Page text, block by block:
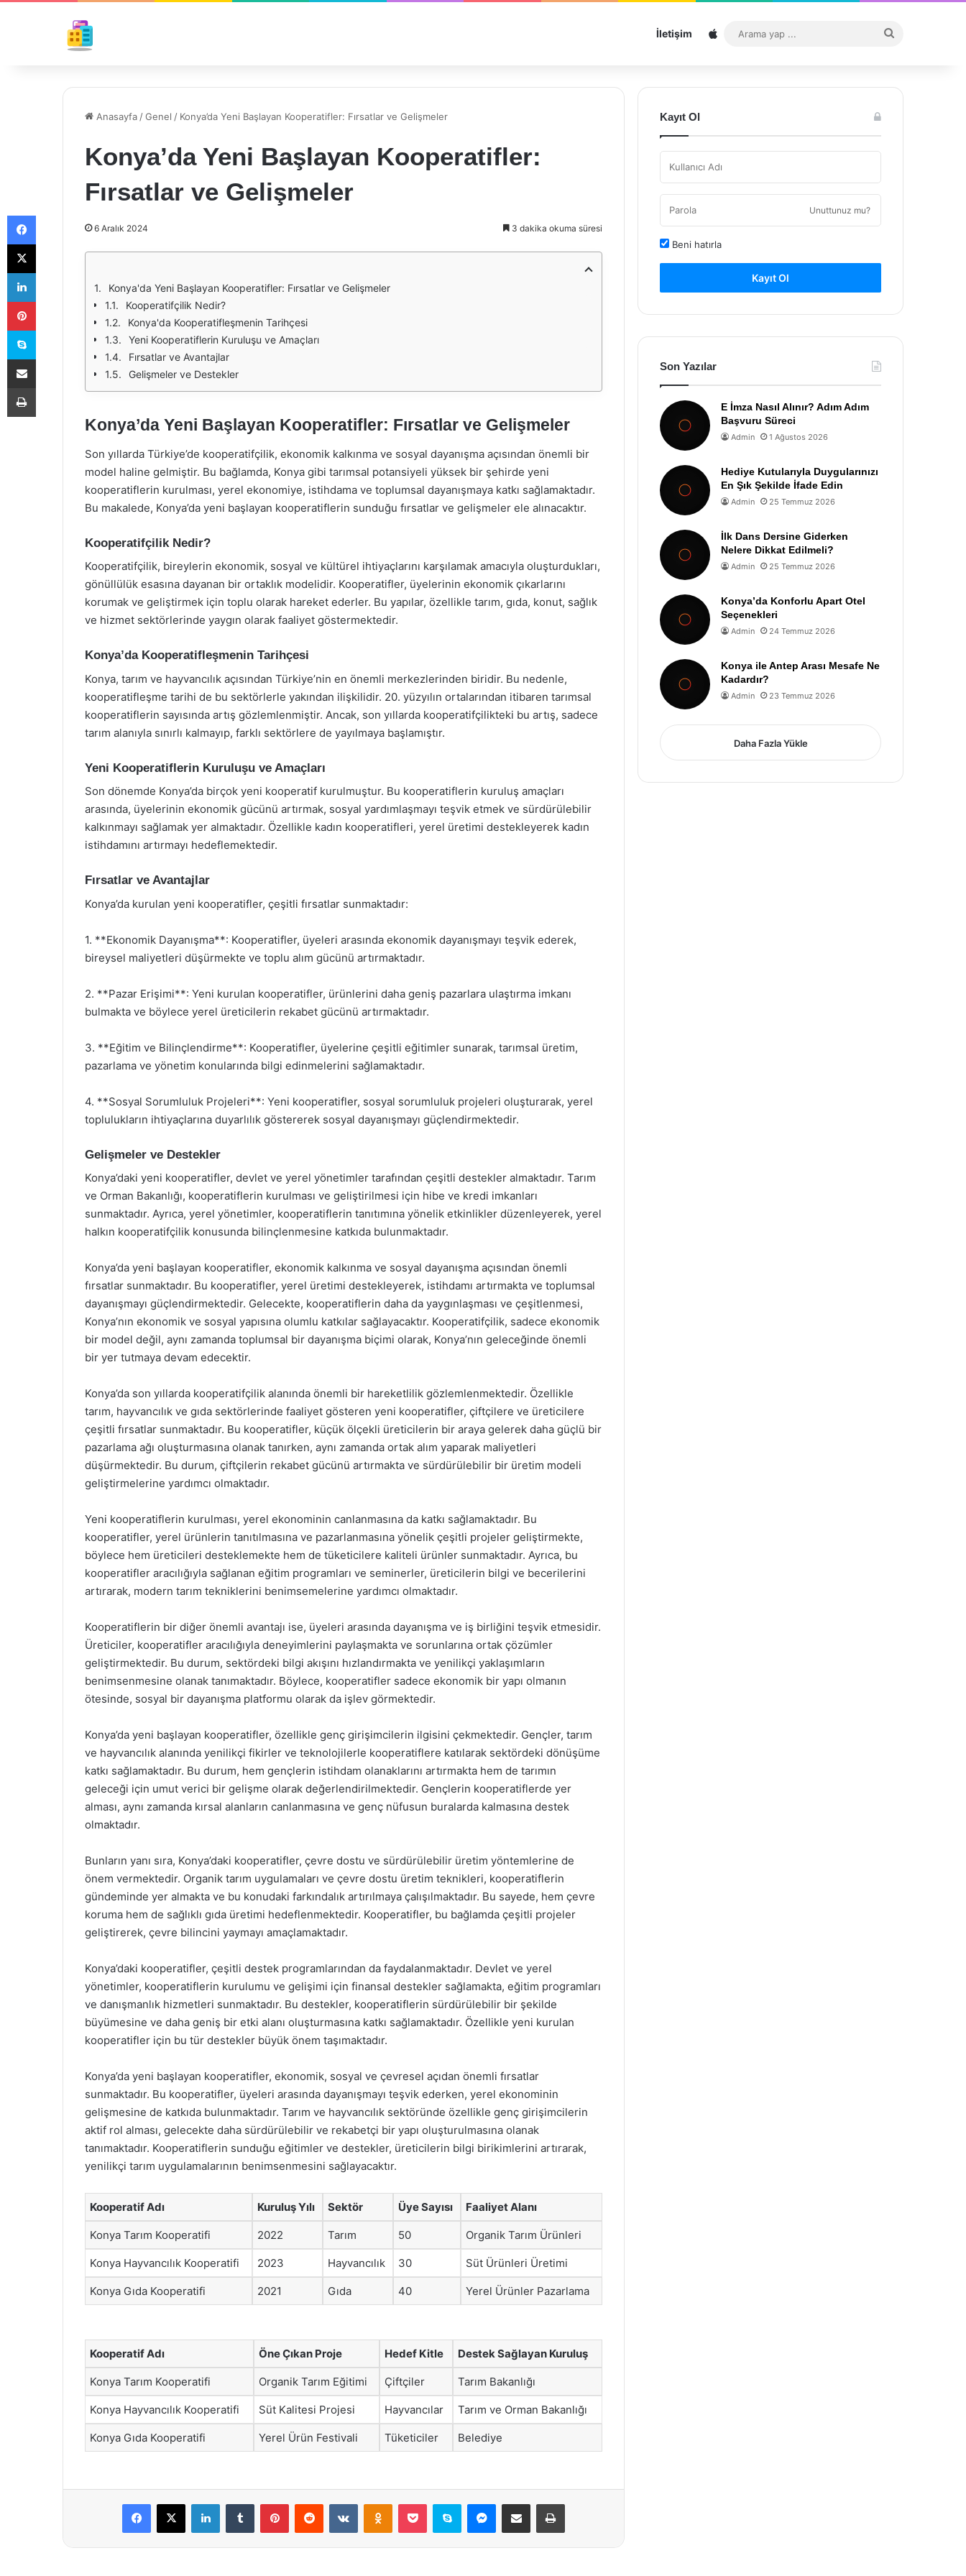
İletişim Sitemap
...
Anasayfa /Genel / Konya’da Yeni Başlayan Kooperatifler: Fırsatlar ve Gelişmeler
Konya’da Yeni Başlayan Kooperatifler:
Fırsatlar ve Gelişmeler
6 Aralık 2024 3 dakika okuma süresi
Konya'da Yeni Başlayan Kooperatifler: Fırsatlar ve Gelişmeler
Kooperatifçilik Nedir?
Konya'da Kooperatifleşmenin Tarihçesi
Yeni Kooperatiflerin Kuruluşu ve Amaçları
Fırsatlar ve Avantajlar
Gelişmeler ve Destekler
Konya’da Yeni Başlayan Kooperatifler: Fırsatlar ve Gelişmeler
Son yıllarda Türkiye’de kooperatifçilik, ekonomik kalkınma ve sosyal dayanışma açısından önemli bir
model haline gelmiştir. Bu bağlamda, Konya gibi tarımsal potansiyeli yüksek bir şehirde yeni
kooperatiflerin kurulması, yerel ekonomiye, istihdama ve toplumsal dayanışmaya katkı sağlamaktadır.
Bu makalede, Konya’da yeni başlayan kooperatiflerin sunduğu fırsatlar ve gelişmeler ele alınacaktır.
Kooperatifçilik Nedir?
Kooperatifçilik, bireylerin ekonomik, sosyal ve kültürel ihtiyaçlarını karşılamak amacıyla oluşturdukları,
gönüllülük esasına dayanan bir ortaklık modelidir. Kooperatifler, üyelerinin ekonomik çıkarlarını
korumak ve geliştirmek için toplu olarak hareket ederler. Bu yapılar, özellikle tarım, gıda, konut, sağlık
ve hizmet sektörlerinde yaygın olarak faaliyet göstermektedir.
Konya’da Kooperatifleşmenin Tarihçesi
Konya, tarım ve hayvancılık açısından Türkiye’nin en önemli merkezlerinden biridir. Bu nedenle,
kooperatifleşme tarihi de bu sektörlerle yakından ilişkilidir. 20. yüzyılın ortalarından itibaren tarımsal
kooperatiflerin sayısında artış gözlemlenmiştir. Ancak, son yıllarda kooperatifçilikteki bu artış, sadece
tarım alanıyla sınırlı kalmayıp, farklı sektörlere de yayılmaya başlamıştır.
Yeni Kooperatiflerin Kuruluşu ve Amaçları
Son dönemde Konya’da birçok yeni kooperatif kurulmuştur. Bu kooperatiflerin kuruluş amaçları
arasında, üyelerinin ekonomik gücünü artırmak, sosyal yardımlaşmayı teşvik etmek ve sürdürülebilir
kalkınmayı sağlamak yer almaktadır. Özellikle kadın kooperatifleri, yerel üretimi destekleyerek kadın
istihdamını artırmayı hedeflemektedir.
Fırsatlar ve Avantajlar
Konya’da kurulan yeni kooperatifler, çeşitli fırsatlar sunmaktadır:
1. **Ekonomik Dayanışma**: Kooperatifler, üyeleri arasında ekonomik dayanışmayı teşvik ederek,
bireysel maliyetleri düşürmekte ve toplu alım gücünü artırmaktadır.
2. **Pazar Erişimi**: Yeni kurulan kooperatifler, ürünlerini daha geniş pazarlara ulaştırma imkanı
bulmakta ve böylece yerel üreticilerin rekabet gücünü artırmaktadır.
3. **Eğitim ve Bilinçlendirme**: Kooperatifler, üyelerine çeşitli eğitimler sunarak, tarımsal üretim,
pazarlama ve yönetim konularında bilgi edinmelerini sağlamaktadır.
4. **Sosyal Sorumluluk Projeleri**: Yeni kooperatifler, sosyal sorumluluk projeleri oluşturarak, yerel
toplulukların ihtiyaçlarına duyarlılık göstererek sosyal dayanışmayı güçlendirmektedir.
Gelişmeler ve Destekler
Konya’daki yeni kooperatifler, devlet ve yerel yönetimler tarafından çeşitli destekler almaktadır. Tarım
ve Orman Bakanlığı, kooperatiflerin kurulması ve geliştirilmesi için hibe ve kredi imkanları
sunmaktadır. Ayrıca, yerel yönetimler, kooperatiflerin tanıtımına yönelik etkinlikler düzenleyerek, yerel
halkın kooperatifçilik konusunda bilinçlenmesine katkıda bulunmaktadır.
Konya’da yeni başlayan kooperatifler, ekonomik kalkınma ve sosyal dayanışma açısından önemli
fırsatlar sunmaktadır. Bu kooperatifler, yerel üretimi destekleyerek, istihdamı artırmakta ve toplumsal
dayanışmayı güçlendirmektedir. Gelecekte, kooperatiflerin daha da yaygınlaşması ve çeşitlenmesi,
Konya’nın ekonomik ve sosyal yapısına olumlu katkılar sağlayacaktır. Kooperatifçilik, sadece ekonomik
bir model değil, aynı zamanda toplumsal bir dayanışma biçimi olarak, Konya’nın geleceğinde önemli
bir yer tutmaya devam edecektir.
Konya’da son yıllarda kooperatifçilik alanında önemli bir hareketlilik gözlemlenmektedir. Özellikle
tarım, hayvancılık ve gıda sektörlerinde faaliyet gösteren yeni kooperatifler, çiftçilere ve üreticilere
çeşitli fırsatlar sunmaktadır. Bu kooperatifler, küçük ölçekli üreticilerin bir araya gelerek daha güçlü bir
pazarlama ağı oluşturmasına olanak tanırken, aynı zamanda ortak alım yaparak maliyetleri
düşürmektedir. Bu durum, çiftçilerin rekabet gücünü artırmakta ve sürdürülebilir bir üretim modeli
geliştirmelerine yardımcı olmaktadır.
Yeni kooperatiflerin kurulması, yerel ekonominin canlanmasına da katkı sağlamaktadır. Bu
kooperatifler, yerel ürünlerin tanıtılmasına ve pazarlanmasına yönelik çeşitli projeler geliştirmekte,
böylece hem üreticileri desteklemekte hem de tüketicilere kaliteli ürünler sunmaktadır. Ayrıca, bu
kooperatifler aracılığıyla sağlanan eğitim programları ve seminerler, üreticilerin bilgi ve becerilerini
artırarak, modern tarım tekniklerini benimsemelerine yardımcı olmaktadır.
Kooperatiflerin bir diğer önemli avantajı ise, üyeleri arasında dayanışma ve iş birliğini teşvik etmesidir.
Üreticiler, kooperatifler aracılığıyla deneyimlerini paylaşmakta ve sorunlarına ortak çözümler
geliştirmektedir. Bu durum, sektördeki bilgi akışını hızlandırmakta ve yenilikçi yaklaşımların
benimsenmesine olanak tanımaktadır. Böylece, kooperatifler sadece ekonomik bir yapı olmanın
ötesinde, sosyal bir dayanışma platformu olarak da işlev görmektedir.
Konya’da yeni başlayan kooperatifler, özellikle genç girişimcilerin ilgisini çekmektedir. Gençler, tarım
ve hayvancılık alanında yenilikçi fikirler ve teknolojilerle kooperatiflere katılarak sektördeki dönüşüme
katkı sağlamaktadır. Bu durum, hem gençlerin istihdam olanaklarını artırmakta hem de tarımın
geleceği için umut verici bir gelişme olarak değerlendirilmektedir. Gençlerin kooperatiflerde yer
alması, aynı zamanda kırsal alanların canlanmasına ve genç nüfusun buralarda kalmasına destek
olmaktadır.
Bunların yanı sıra, Konya’daki kooperatifler, çevre dostu ve sürdürülebilir üretim yöntemlerine de
önem vermektedir. Organik tarım uygulamaları ve çevre dostu üretim teknikleri, kooperatiflerin
gündeminde yer almakta ve bu konudaki farkındalık artırılmaya çalışılmaktadır. Bu sayede, hem çevre
koruma hem de sağlıklı gıda üretimi hedeflenmektedir. Kooperatifler, bu bağlamda çeşitli projeler
geliştirerek, çevre bilincini yaymayı amaçlamaktadır.
Konya’daki kooperatifler, çeşitli destek programlarından da faydalanmaktadır. Devlet ve yerel
yönetimler, kooperatiflerin kurulumu ve gelişimi için finansal destekler sağlamakta, eğitim programları
ve danışmanlık hizmetleri sunmaktadır. Bu destekler, kooperatiflerin sürdürülebilir bir şekilde
büyümesine ve daha geniş bir etki alanı oluşturmasına katkı sağlamaktadır. Özellikle yeni kurulan
kooperatifler için bu tür destekler büyük önem taşımaktadır.
Konya’da yeni başlayan kooperatifler, ekonomik, sosyal ve çevresel açıdan önemli fırsatlar
sunmaktadır. Bu kooperatifler, üyeleri arasında dayanışmayı teşvik ederken, yerel ekonominin
gelişmesine de katkıda bulunmaktadır. Tarım ve hayvancılık sektöründe özellikle genç girişimcilerin
aktif rol alması, gelecekte daha sürdürülebilir ve rekabetçi bir yapı oluşturulmasına olanak
tanımaktadır. Kooperatiflerin sunduğu eğitimler ve destekler, üreticilerin bilgi birikimlerini artırarak,
yenilikçi tarım uygulamalarının benimsenmesini sağlayacaktır.
Kooperatif Adı Kuruluş Yılı Sektör Üye Sayısı Faaliyet Alanı
Konya Tarım Kooperatifi 2022 Tarım 50 Organik Tarım Ürünleri
Konya Hayvancılık Kooperatifi 2023 Hayvancılık 30 Süt Ürünleri Üretimi
Konya Gıda Kooperatifi 2021 Gıda 40 Yerel Ürünler Pazarlama
Kooperatif Adı Öne Çıkan Proje Hedef Kitle Destek Sağlayan Kuruluş
Konya Tarım Kooperatifi Organik Tarım Eğitimi Çiftçiler Tarım Bakanlığı
Konya Hayvancılık Kooperatifi Süt Kalitesi Projesi Hayvancılar Tarım ve Orman Bakanlığı
Konya Gıda Kooperatifi Yerel Ürün Festivali Tüketiciler Belediye
Facebook
X LinkedInTumblr PinterestReddit VKontakteOdnoklassniki
Pocket Skype Messenger
E-Posta ile paylaş Yazdır
Kayıt Ol
Unuttunuz mu?
Beni hatırla
Kayıt Ol
Son Yazılar
E İmza Nasıl Alınır? Adım Adım
Başvuru Süreci
Admin 1 Ağustos 2026
Hediye Kutularıyla Duygularınızı
En Şık Şekilde İfade Edin
Admin 25 Temmuz 2026
İlk Dans Dersine Giderken
Nelere Dikkat Edilmeli?
Admin 25 Temmuz 2026
Konya’da Konforlu Apart Otel
Seçenekleri
Admin 24 Temmuz 2026
Konya ile Antep Arası Mesafe Ne
Kadardır?
Admin 23 Temmuz 2026
Daha Fazla Yükle
Facebook
X
LinkedIn
Pinterest
Skype
E-Posta ile paylaş